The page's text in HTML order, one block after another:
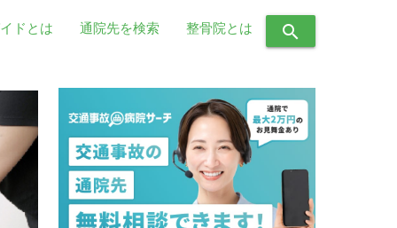
ドとは 通院先を検索 整骨院とは search